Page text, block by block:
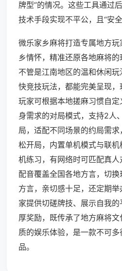
牌型”的情况。这些工具通过
技术手段实现不平公，且“安全
微乐家乡麻将打造专属地方
乡情怀，精准还原各地麻将的
不管是江南地区的温和休闲
快竞技玩法，都能完美呈现，
玩家可根据本地搓麻习惯自
身需求的对局模式，支持2人
局，适配不同场景的约局需
松开局，内置单机模式与联
机练习，有网络时可匹配真
配音覆盖全国各地方言，切
方言，亲切感十足，还定期
家提供切磋牌技、展示自我
厚奖励，既传承了地方麻将
质的娱乐体验，是一款不可
品。